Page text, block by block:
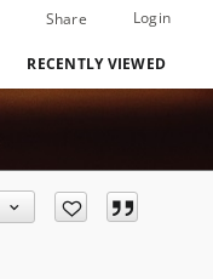
Share Login
RECENTLY VIEWED